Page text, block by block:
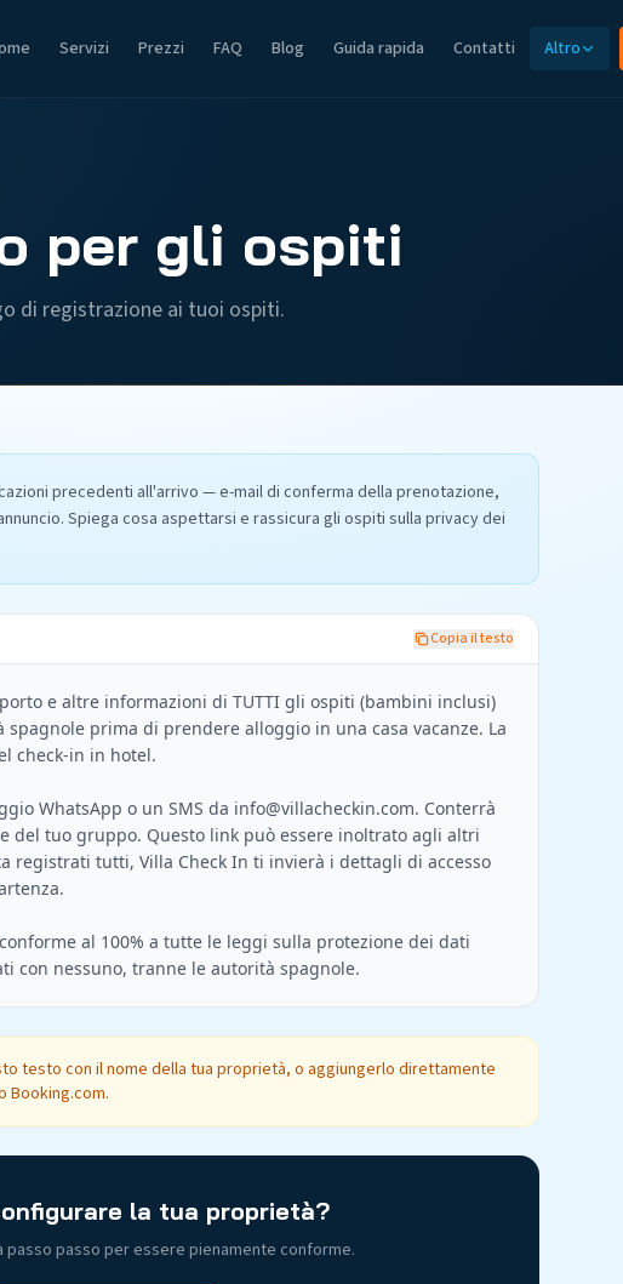
Servizi Prezzi FAQ Blog Guida rapida Contatti Altro
per gli ospiti
di registrazione ai tuoi ospiti.
precedenti all'arrivo — e-mail di conferma della prenotazione,
Spiega cosa aspettarsi e rassicura gli ospiti sulla privacy dei
Copia il testo
e altre informazioni di TUTTI gli ospiti (bambini inclusi)
prima di prendere alloggio in una casa vacanze. La
check-in in hotel.
WhatsApp o un SMS da info@villacheckin.com. Conterrà
del tuo gruppo. Questo link può essere inoltrato agli altri
registrati tutti, Villa Check In ti invierà i dettagli di accesso
al 100% a tutte le leggi sulla protezione dei dati
testo con il nome della tua proprietà, o aggiungerlo direttamente
Booking.com.
la tua proprietà?
passo passo per essere pienamente conforme.